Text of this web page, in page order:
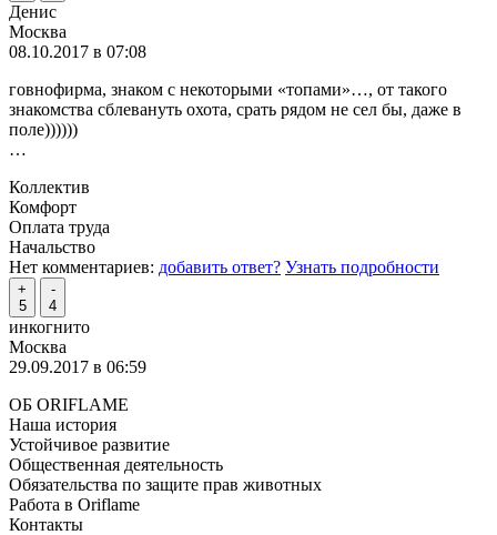
Денис
Москва
08.10.2017 в 07:08
говнофирма, знаком с некоторыми «топами»…, от такого
знакомства сблевануть охота, срать рядом не сел бы, даже в
поле))))))
…
Коллектив
Комфорт
Оплата труда
Начальство
Нет комментариев: добавить ответ? Узнать подробности
+
5
-
4
инкогнито
Москва
29.09.2017 в 06:59
ОБ ORIFLAME
Наша история
Устойчивое развитие
Общественная деятельность
Обязательства по защите прав животных
Работа в Oriflame
Контакты